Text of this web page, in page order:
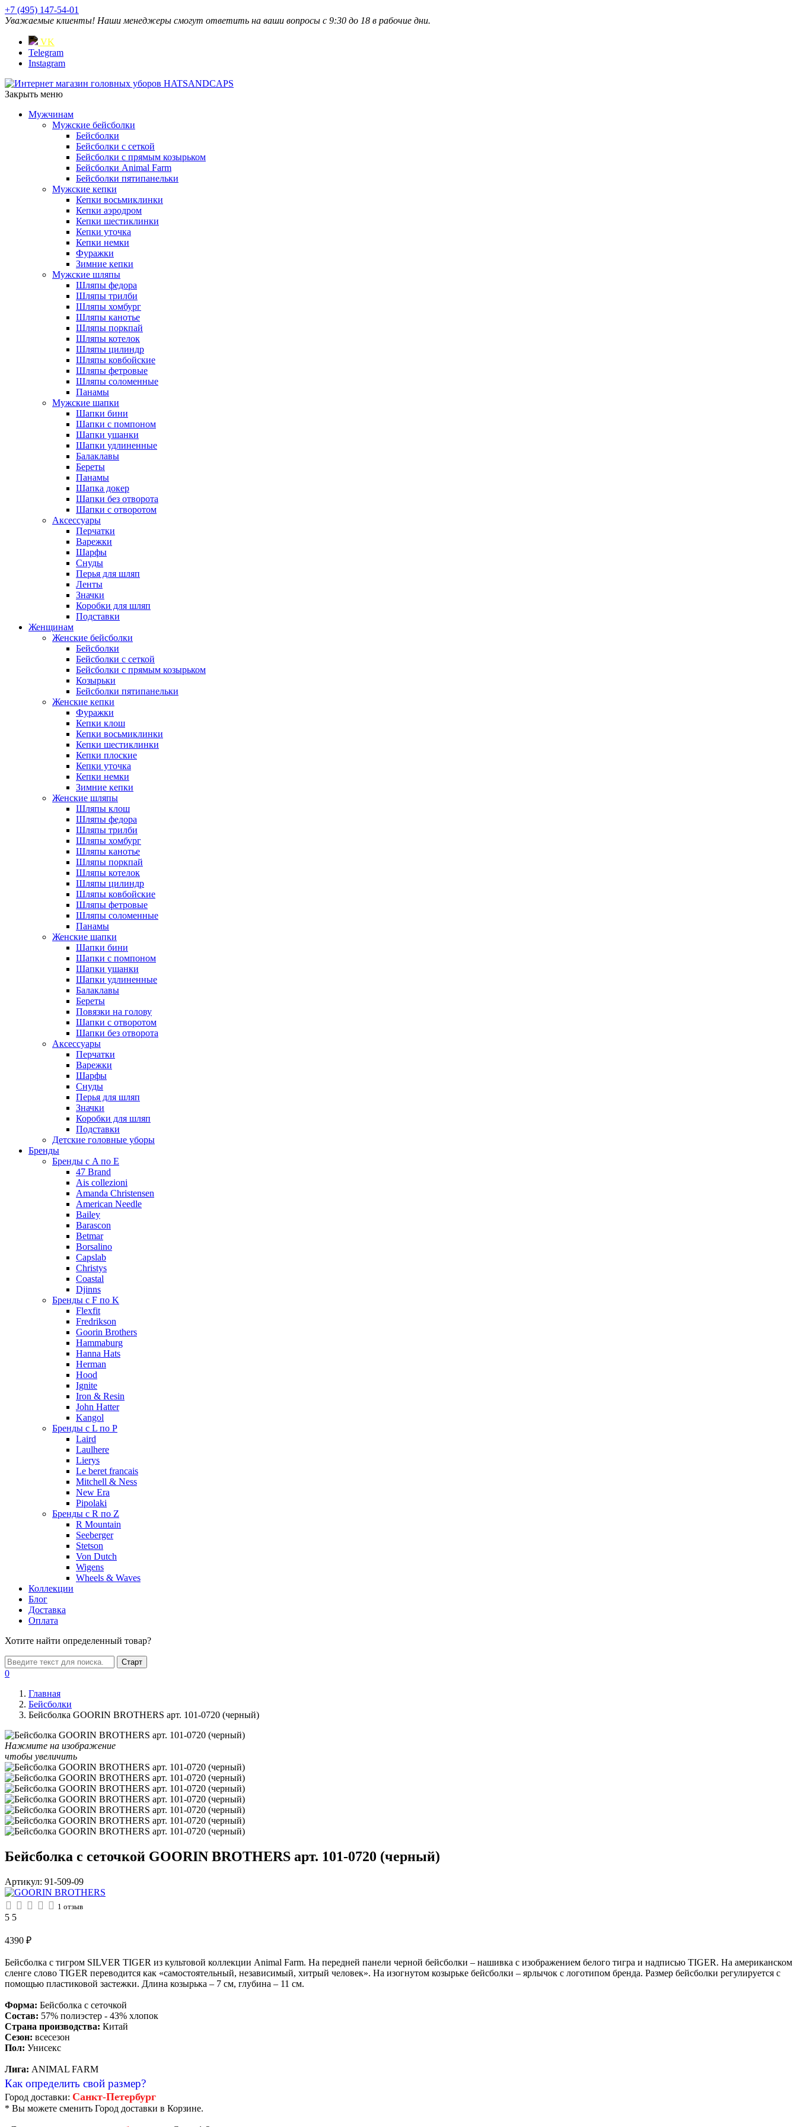
+7 (495) 147-54-01
Уважаемые клиенты! Наши менеджеры смогут ответить на ваши вопросы с 9:30 до 18 в рабочие дни.
VK
Telegram
Instagram
Закрыть меню
Мужчинам
Мужские бейсболки
Бейсболки
Бейсболки с сеткой
Бейсболки с прямым козырьком
Бейсболки Animal Farm
Бейсболки пятипанельки
Мужские кепки
Кепки восьмиклинки
Кепки аэродром
Кепки шестиклинки
Кепки уточка
Кепки немки
Фуражки
Зимние кепки
Мужские шляпы
Шляпы федора
Шляпы трилби
Шляпы хомбург
Шляпы канотье
Шляпы поркпай
Шляпы котелок
Шляпы цилиндр
Шляпы ковбойские
Шляпы фетровые
Шляпы соломенные
Панамы
Мужские шапки
Шапки бини
Шапки с помпоном
Шапки ушанки
Шапки удлиненные
Балаклавы
Береты
Панамы
Шапка докер
Шапки без отворота
Шапки с отворотом
Аксессуары
Перчатки
Варежки
Шарфы
Снуды
Перья для шляп
Ленты
Значки
Коробки для шляп
Подставки
Женщинам
Женские бейсболки
Бейсболки
Бейсболки с сеткой
Бейсболки с прямым козырьком
Козырьки
Бейсболки пятипанельки
Женские кепки
Фуражки
Кепки клош
Кепки восьмиклинки
Кепки шестиклинки
Кепки плоские
Кепки уточка
Кепки немки
Зимние кепки
Женские шляпы
Шляпы клош
Шляпы федора
Шляпы трилби
Шляпы хомбург
Шляпы канотье
Шляпы поркпай
Шляпы котелок
Шляпы цилиндр
Шляпы ковбойские
Шляпы фетровые
Шляпы соломенные
Панамы
Женские шапки
Шапки бини
Шапки с помпоном
Шапки ушанки
Шапки удлиненные
Балаклавы
Береты
Повязки на голову
Шапки с отворотом
Шапки без отворота
Аксессуары
Перчатки
Варежки
Шарфы
Снуды
Перья для шляп
Значки
Коробки для шляп
Подставки
Детские головные уборы
Бренды
Бренды с A по E
47 Brand
Ais collezioni
Amanda Christensen
American Needle
Bailey
Barascon
Betmar
Borsalino
Capslab
Christys
Coastal
Djinns
Бренды с F по K
Flexfit
Fredrikson
Goorin Brothers
Hammaburg
Hanna Hats
Herman
Hood
Ignite
Iron & Resin
John Hatter
Kangol
Бренды с L по P
Laird
Laulhere
Lierys
Le beret francais
Mitchell & Ness
New Era
Pipolaki
Бренды с R по Z
R Mountain
Seeberger
Stetson
Von Dutch
Wigens
Wheels & Waves
Коллекции
Блог
Доставка
Оплата
Хотите найти определенный товар?
Старт
0
Главная
Бейсболки
Бейсболка GOORIN BROTHERS арт. 101-0720 (черный)
Нажмите на изображение
чтобы увеличить
Бейсболка с сеточкой GOORIN BROTHERS арт. 101-0720 (черный)
Артикул: 91-509-09
1 отзыв
5 5
4390 ₽
Бейсболка с тигром SILVER TIGER из культовой коллекции Animal Farm. На передней панели черной бейсболки – нашивка с изображением белого тигра и надписью TIGER. На американском
сленге слово TIGER переводится как «самостоятельный, независимый, хитрый человек». На изогнутом козырьке бейсболки – ярлычок с логотипом бренда. Размер бейсболки регулируется с
помощью пластиковой застежки. Длина козырька – 7 см, глубина – 11 см.
Форма: Бейсболка с сеточкой
Состав: 57% полиэстер - 43% хлопок
Страна производства: Китай
Сезон: всесезон
Пол: Унисекс
Лига: ANIMAL FARM
Как определить свой размер?
Город доставки: Санкт-Петербург
* Вы можете сменить Город доставки в Корзине.